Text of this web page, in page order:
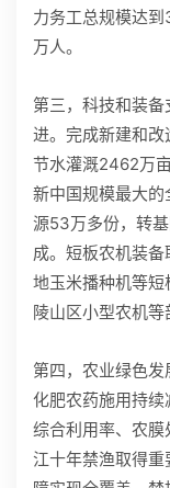
力务工总规模达
万人。
第三，科技和装
进。完成新建和
节水灌溉2462万
新中国规模最大
源53万多份，转
成。短板农机装
地玉米播种机等
陵山区小型农机等
第四，农业绿色发
化肥农药施用持
综合利用率、农
江十年禁渔取得